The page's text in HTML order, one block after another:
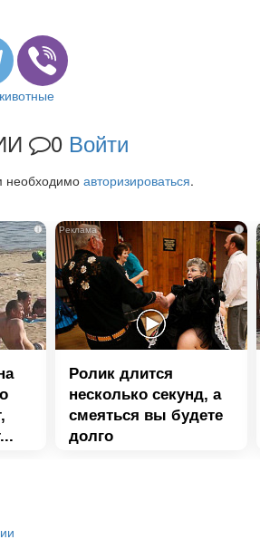
0 Войти
необходимо авторизироваться.
i i
Ролик длится
несколько секунд, а
смеяться вы будете
долго